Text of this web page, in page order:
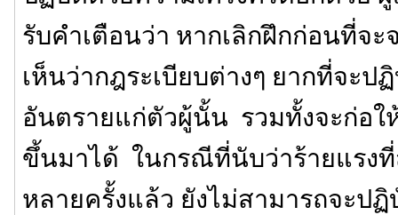
รับคำเตือนว่า หากเลิกฝึกก่อนที่จะ
เห็นว่ากฎระเบียบต่างๆ ยากที่จะป
อันตรายแก่ตัวผู้นั้น รวมทั้งจะก่อใ
ขึ้นมาได้ ในกรณีที่นับว่าร้ายแรงที่
หลายครั้งแล้ว ยังไม่สามารถจะป